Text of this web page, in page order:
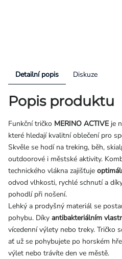
Detailní popis Diskuze
Popis produktu
Funkční tričko MERINO ACTIVE je
které hledají kvalitní oblečení pro
Skvěle se hodí na treking, běh,
outdoorové i městské aktivity.
technického vlákna zajišťuje
odvod vlhkosti, rychlé schnutí a
pohodlí při nošení.
Lehký a prodyšný materiál se
pohybu. Díky antibakteriálním
vícedenní výlety nebo treky. Tričko
ať už se pohybujete po horském
výlet nebo trávíte den ve městě.